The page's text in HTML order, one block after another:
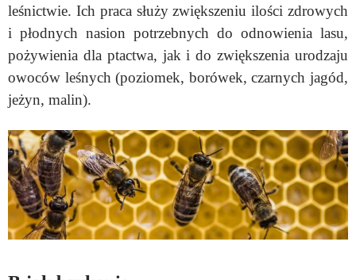
leśnictwie. Ich praca służy zwiększeniu ilości zdrowych
i płodnych nasion potrzebnych do odnowienia lasu,
pożywienia dla ptactwa, jak i do zwiększenia urodzaju
owoców leśnych (poziomek, borówek, czarnych jagód,
jeżyn, malin).